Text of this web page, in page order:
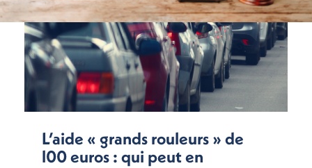
L’aide « grands rouleurs » de
l00 euros : qui peut en